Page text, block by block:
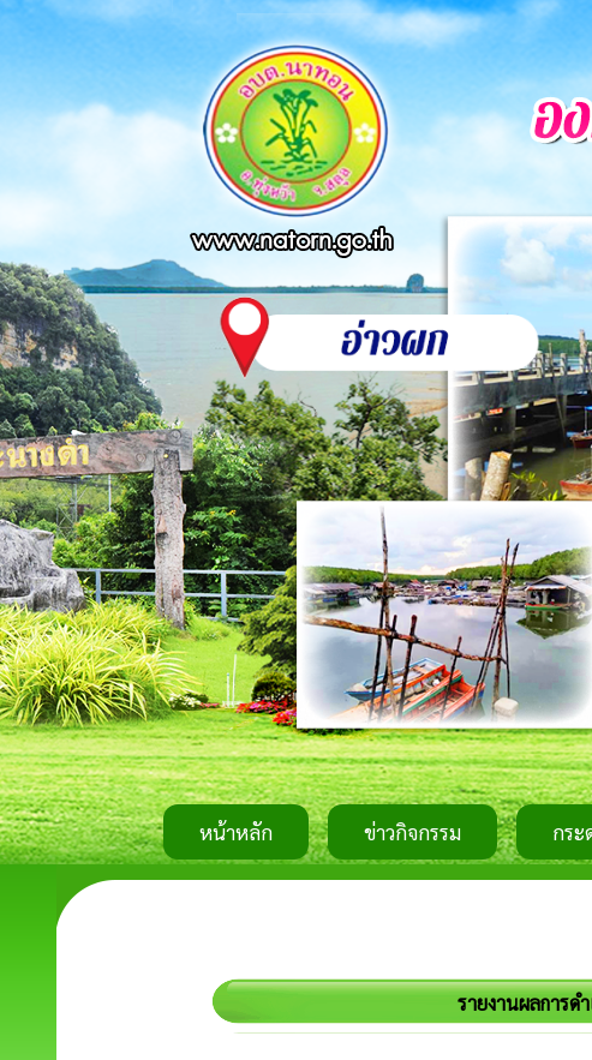
หน้าหลัก ข่าวกิจกรรม กร
รายงานผลการด